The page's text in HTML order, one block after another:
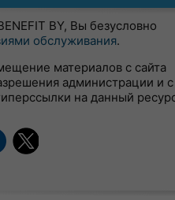
BY, Вы безусловно
обслуживания.
материалов с сайта
администрации и с
на данный